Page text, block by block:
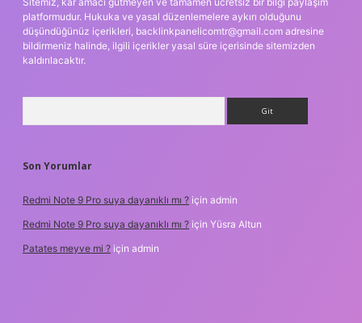
platformudur. Hukuka ve yasal düzenlemelere aykırı olduğunu
düşündüğünüz içerikleri, backlinkpanelicomtr@gmail.com adresine
bildirmeniz halinde, ilgili içerikler yasal süre içerisinde sitemizden
kaldırılacaktır.
Son Yorumlar
Redmi Note 9 Pro suya dayanıklı mı ? için admin
Redmi Note 9 Pro suya dayanıklı mı ? için Yüsra Altun
Patates meyve mi ? için admin